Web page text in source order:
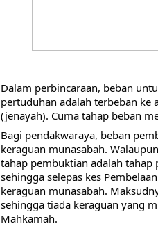
Dalam perbincaraan, beban
pertuduhan adalah terbeban ke
(jenayah). Cuma tahap beban
Bagi pendakwaraya, beban
keraguan munasabah.
tahap pembuktian adalah tahap
sehingga selepas kes
keraguan munasabah.
sehingga tiada keraguan yang
Mahkamah.